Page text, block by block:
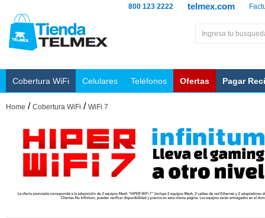
telmex.com
800 123 2222
Cobertura WiFi Celulares Teléfonos Ofertas Pagar
Home / Cobertura WiFi / WiFi 7